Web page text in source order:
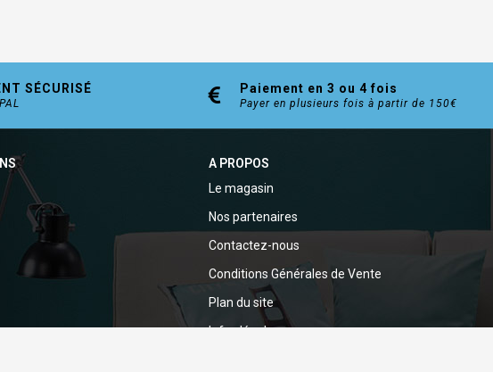
SÉCURISÉ Paiement en 3 ou 4 fois
Payer en plusieurs fois à partir de 150€
A PROPOS
Le magasin
Nos partenaires
Contactez-nous
Conditions Générales de Vente
Plan du site
Infos légales